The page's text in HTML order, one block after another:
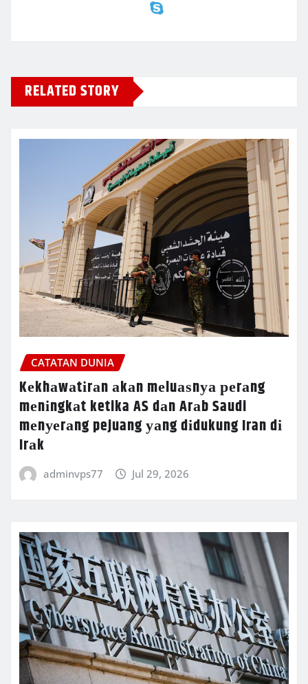
RELATED STORY
CATATAN DUNIA
Kеkhаwаtіrаn аkаn mеluаѕnуа реrаng
mеnіngkаt ketika AS dаn Arаb Saudi
mеnуеrаng pejuang уаng dіdukung Iran dі
Irаk
adminvps77 Jul 29, 2026